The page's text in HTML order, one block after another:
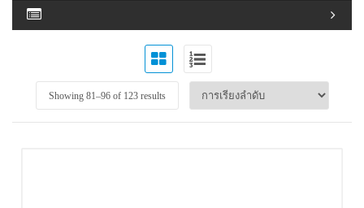
Showing 81–96of 123 results